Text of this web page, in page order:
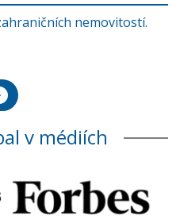
nemovitostí.
v médiích